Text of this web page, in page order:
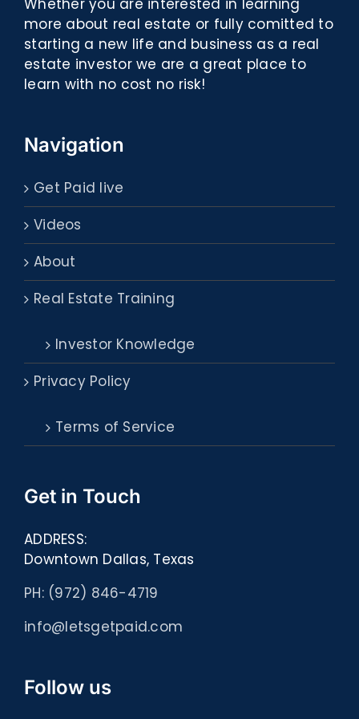
Whether you are interested in learning
more about real estate or fully comitted to
starting a new life and business as a real
estate investor we are a great place to
learn with no cost no risk!
Navigation
Get Paid live
Videos
About
Real Estate Training
Investor Knowledge
Privacy Policy
Terms of Service
Get in Touch
ADDRESS:
Downtown Dallas, Texas
PH: (972) 846-4719
info@letsgetpaid.com
Follow us